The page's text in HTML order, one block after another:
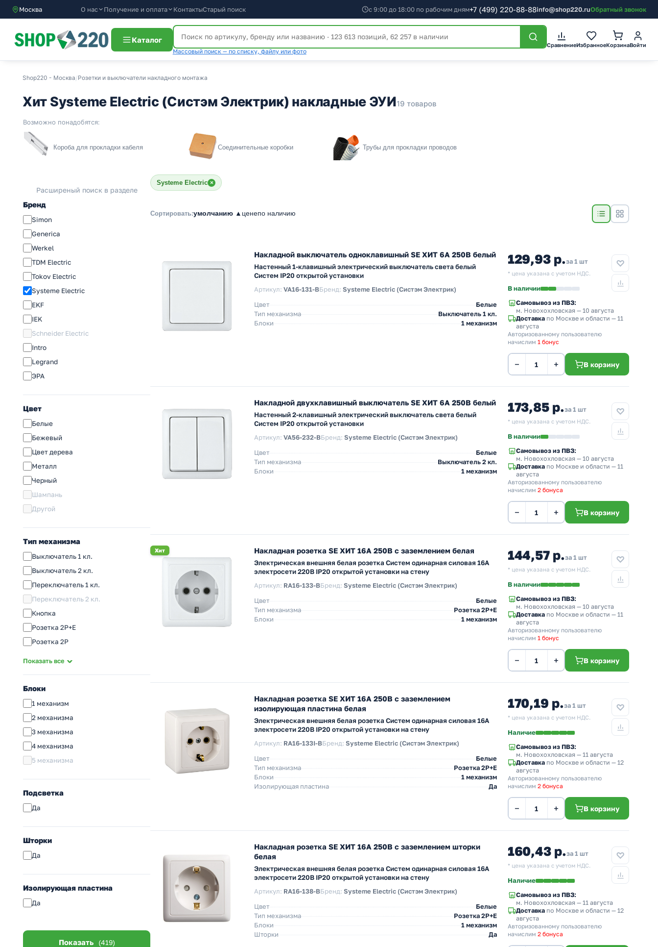
Москва О нас Получение и оплата КонтактыСтарый поиск с 9:00 до 18:00 по рабочим дням+7 (499) 220-88-88info@shop220.ruОбратный звонок
Каталог
Массовый поиск — по списку, файлу или фото
СравнениеИзбранноеКорзинаВойти
Shop220 - Москва/Розетки и выключатели накладного монтажа
Хит Systeme Electric (Систэм Электрик) накладные ЭУИ19 товаров
Возможно понадобятся:
Короба для прокладки кабеля Соединительные коробки Трубы для прокладки проводов
Расширеный поиск в разделе
Бренд
Simon
Generica
Werkel
TDM Electric
Tokov Electric
Systeme Electric
EKF
IEK
Schneider Electric
Intro
Legrand
ЭРА
Цвет
Белые
Бежевый
Цвет дерева
Металл
Черный
Шампань
Другой
Тип механизма
Выключатель 1 кл.
Выключатель 2 кл.
Переключатель 1 кл.
Переключатель 2 кл.
Кнопка
Розетка 2Р+Е
Розетка 2Р
Рамка 1 пост
Рамка 2 поста
Рамка 3 поста
Заглушка
Показать все
Блоки
1 механизм
2 механизма
3 механизма
4 механизма
5 механизма
Подсветка
Да
Шторки
Да
Изолирующая пластина
Да
Показать (419)
Systeme Electric ×
Сортировать:умолчанию ▲ ценепо наличию
Накладной выключатель одноклавишный SE ХИТ 6А 250В белый
Настенный 1-клавишный электрический выключатель света белый
Систем IP20 открытой установки
Артикул: VA16-131-BБренд: Systeme Electric (Систэм Электрик)
Цвет
Белые
Тип механизма
Выключатель 1 кл.
Блоки
1 механизм
129,93 р.за 1 шт
* цена указана с учетом НДС.
В наличии
Самовывоз из ПВЗ:
м. Новохохловская — 10 августа
Доставка по Москве и области — 11
августа
Авторизованному пользователю
начислим 1 бонус
− + В корзину
Накладной двухклавишный выключатель SE ХИТ 6А 250В белый
Настенный 2-клавишный электрический выключатель света белый
Систем IP20 открытой установки
Артикул: VA56-232-BБренд: Systeme Electric (Систэм Электрик)
Цвет
Белые
Тип механизма
Выключатель 2 кл.
Блоки
1 механизм
173,85 р.за 1 шт
* цена указана с учетом НДС.
В наличии
Самовывоз из ПВЗ:
м. Новохохловская — 10 августа
Доставка по Москве и области — 11
августа
Авторизованному пользователю
начислим 2 бонуса
− + В корзину
Хит Накладная розетка SE ХИТ 16А 250В с заземлением белая
Электрическая внешняя белая розетка Систем одинарная силовая 16А
электросети 220В IP20 открытой установки на стену
Артикул: RA16-133-BБренд: Systeme Electric (Систэм Электрик)
Цвет
Белые
Тип механизма
Розетка 2Р+Е
Блоки
1 механизм
144,57 р.за 1 шт
* цена указана с учетом НДС.
В наличии
Самовывоз из ПВЗ:
м. Новохохловская — 10 августа
Доставка по Москве и области — 11
августа
Авторизованному пользователю
начислим 1 бонус
− + В корзину
Накладная розетка SE ХИТ 16А 250В с заземлением
изолирующая пластина белая
Электрическая внешняя белая розетка Систем одинарная силовая 16А
электросети 220В IP20 открытой установки на стену
Артикул: RA16-133I-BБренд: Systeme Electric (Систэм Электрик)
Цвет
Белые
Тип механизма
Розетка 2Р+Е
Блоки
1 механизм
Изолирующая пластина
Да
170,19 р.за 1 шт
* цена указана с учетом НДС.
Наличие
Самовывоз из ПВЗ:
м. Новохохловская — 11 августа
Доставка по Москве и области — 12
августа
Авторизованному пользователю
начислим 2 бонуса
− + В корзину
Накладная розетка SE ХИТ 16А 250В с заземлением шторки
белая
Электрическая внешняя белая розетка Систем одинарная силовая 16А
электросети 220В IP20 открытой установки на стену
Артикул: RA16-138-BБренд: Systeme Electric (Систэм Электрик)
Цвет
Белые
Тип механизма
Розетка 2Р+Е
Блоки
1 механизм
Шторки
Да
160,43 р.за 1 шт
* цена указана с учетом НДС.
Наличие
Самовывоз из ПВЗ:
м. Новохохловская — 11 августа
Доставка по Москве и области — 12
августа
Авторизованному пользователю
начислим 2 бонуса